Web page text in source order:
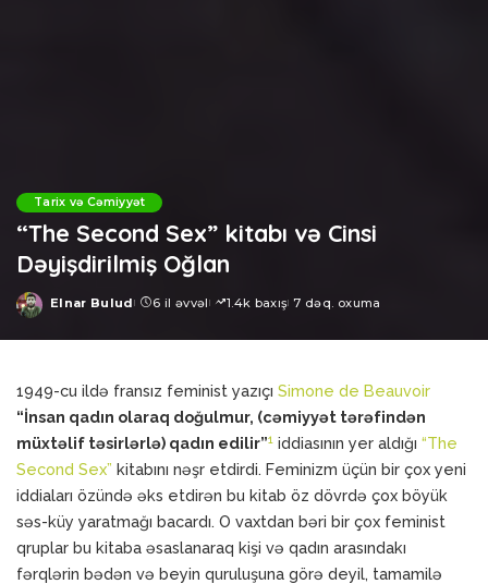
Tarix və Cəmiyyət
“The Second Sex” kitabı və Cinsi
Dəyişdirilmiş Oğlan
Posted
Elnar Bulud 6 il əvvəl 1.4k baxış 7 dəq. oxuma
1949-cu ildə fransız feminist yazıçı Simone de Beauvoir
“İnsan qadın olaraq doğulmur, (cəmiyyət tərəfindən
müxtəlif təsirlərlə) qadın edilir”1 iddiasının yer aldığı “The
Second Sex” kitabını nəşr etdirdi. Feminizm üçün bir çox yeni
iddiaları özündə əks etdirən bu kitab öz dövrdə çox böyük
səs-küy yaratmağı bacardı. O vaxtdan bəri bir çox feminist
qruplar bu kitaba əsaslanaraq kişi və qadın arasındakı
fərqlərin bədən və beyin quruluşuna görə deyil, tamamilə